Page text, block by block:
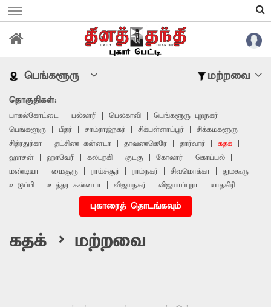
பெங்களூரு மற்றவை
தொகுதிகள்:
பாகல்கோட்டை பல்லாரி பெலகாவி
பெங்களூரு புறநகர்
பெங்களூரு
பீதர் சாம்ராஜ்நகர் சிக்பள்ளாப்பூர்
சிக்கமகளூரு
சித்ரதுர்கா
தட்சிண கன்னடா தாவணகெரே தார்வார்
கதக்
ஹாசன்
ஹாவேரி கலபுரகி குடகு கோலார்
கொப்பல்
மண்டியா
மைசூரு ராய்ச்சூர் ராம்நகர் சிவமொக்கா
துமகூரு
உடுப்பி
உத்தர கன்னடா விஜயநகர் விஜயாப்புரா யாதகிரி
புகாரைத் தொடங்கவும்
கதக் > மற்றவை